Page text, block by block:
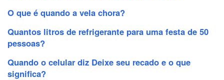
O que é quando a vela chora?
Quantos litros de refrigerante para uma festa de 50
pessoas?
Quando o celular diz Deixe seu recado e o que
significa?